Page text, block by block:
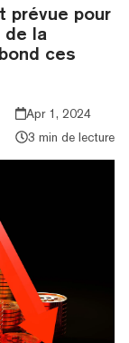
prévue pour
de la
ces
Apr 1, 2024
3 min de lecture